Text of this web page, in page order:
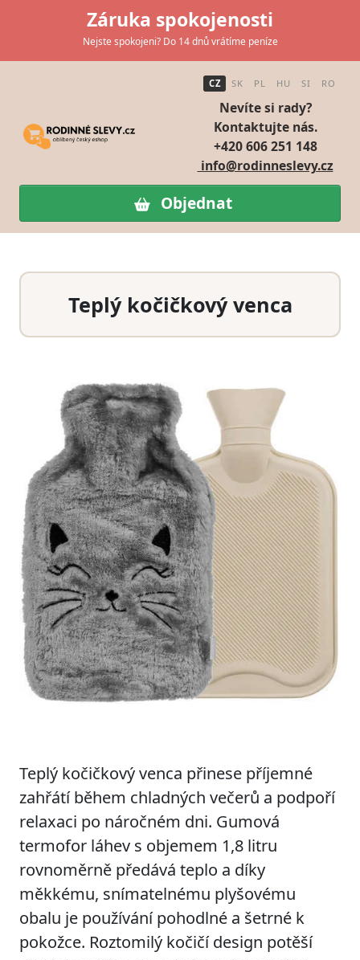
Záruka spokojenosti
Nejste spokojeni? Do 14 dnů vrátíme peníze
CZ SK PL HU SI RO
Nevíte si rady?
Kontaktujte nás.
+420 606 251 148
info@rodinneslevy.cz
Objednat
Teplý kočičkový venca
Teplý kočičkový venca přinese příjemné
zahřátí během chladných večerů a podpoří
relaxaci po náročném dni. Gumová
termofor láhev s objemem 1,8 litru
rovnoměrně předává teplo a díky
měkkému, snímatelnému plyšovému
obalu je používání pohodlné a šetrné k
pokožce. Roztomilý kočičí design potěší